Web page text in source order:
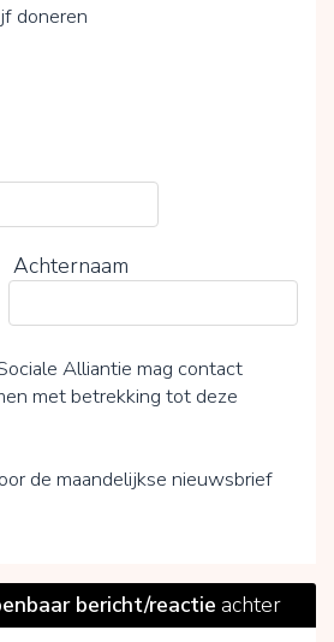
doneren
Achternaam
Alliantie mag contact
met betrekking tot deze
de maandelijkse nieuwsbrief
bericht/reactie achter